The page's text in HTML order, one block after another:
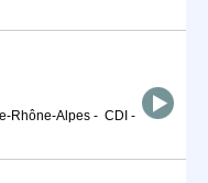
Rhône-Alpes - CDI -